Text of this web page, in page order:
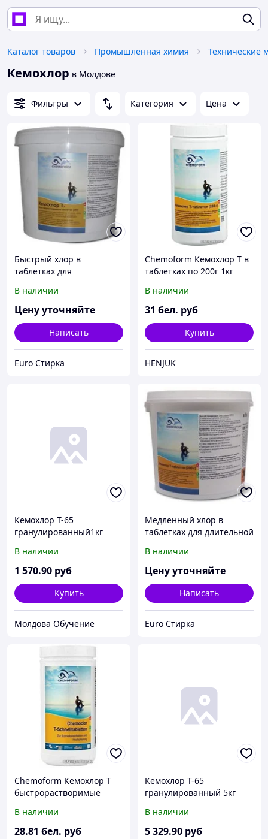
Каталог товаров Промышленная химия
Кемохлор в Молдове
Фильтры Категория Цена
Быстрый хлор в
таблетках для
бассейне Кемохлор Т, 5 кг
В наличии
Цену уточняйте
Написать
Euro Стирка
Chemoform Кемохлор T в
таблетках по 200г 1кг
В наличии
31 бел. руб
Купить
HENJUK
Кемохлор Т-65
гранулированный1кг
В наличии
1 570.90 руб
Купить
Молдова Обучение
Медленный хлор в
таблетках для длительной
бассейне Кемохлор Т (200
г), 5 кг
В наличии
Цену уточняйте
Написать
Euro Стирка
Chemoform Кемохлор T
быстрорастворимые
В наличии
28.81 бел. руб
Кемохлор Т-65
гранулированный 5кг
В наличии
5 329.90 руб